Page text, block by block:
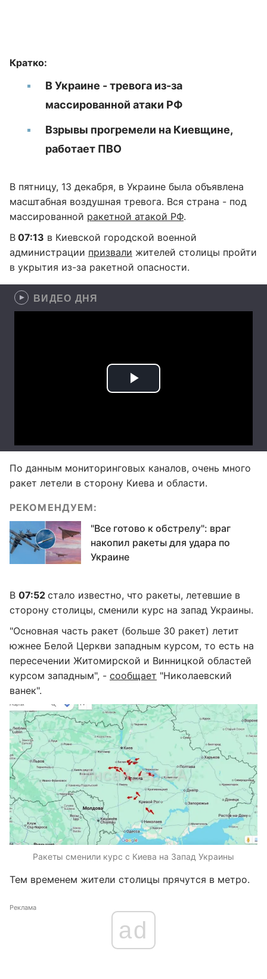
Кратко:
В Украине - тревога из-за
массированной атаки РФ
Взрывы прогремели на Киевщине,
работает ПВО
В пятницу, 13 декабря, в Украине была объявлена
масштабная воздушная тревога. Вся страна - под
массированной ракетной атакой РФ.
В 07:13 в Киевской городской военной
администрации призвали жителей столицы пройти
в укрытия из-за ракетной опасности.
ВИДЕО ДНЯ
По данным мониторинговых каналов, очень много
ракет летели в сторону Киева и области.
РЕКОМЕНДУЕМ:
"Все готово к обстрелу": враг
накопил ракеты для удара по
Украине
В 07:52 стало известно, что ракеты, летевшие в
сторону столицы, сменили курс на запад Украины.
"Основная часть ракет (больше 30 ракет) летит
южнее Белой Церкви западным курсом, то есть на
пересечении Житомирской и Винницкой областей
курсом западным", - сообщает "Николаевский
ванек".
Ракеты сменили курс с Киева на Запад Украины
Тем временем жители столицы прячутся в метро.
Реклама
ad